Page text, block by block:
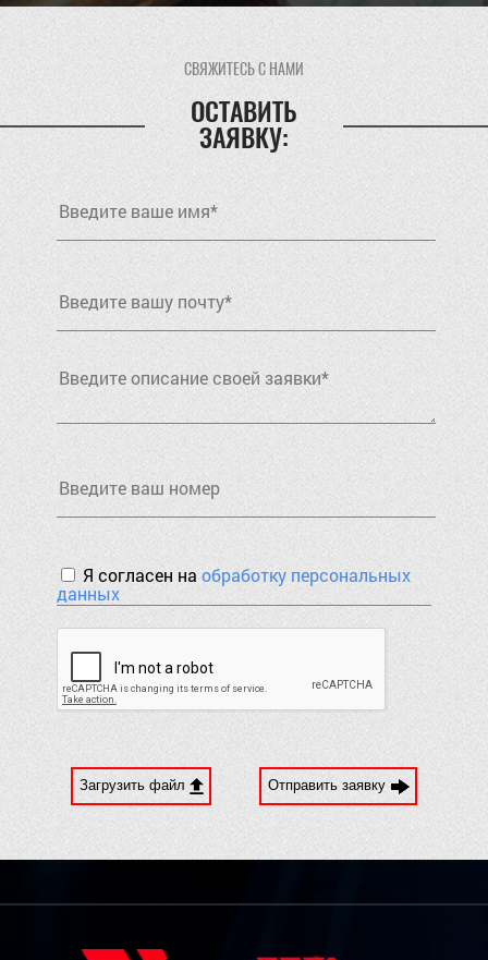
СВЯЖИТЕСЬ С НАМИ
ОСТАВИТЬ
ЗАЯВКУ:
Я согласен наобработку персональных
данных
Загрузить файл Отправить заявку